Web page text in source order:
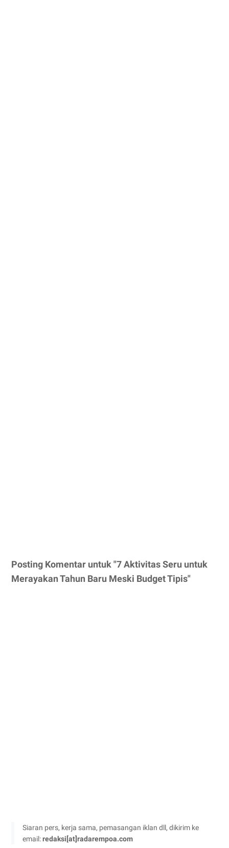
Posting Komentar untuk "7 Aktivitas Seru untuk
Merayakan Tahun Baru Meski Budget Tipis"
Siaran pers, kerja sama, pemasangan iklan dll, dikirim ke
email:redaksi[at]radarempoa.com